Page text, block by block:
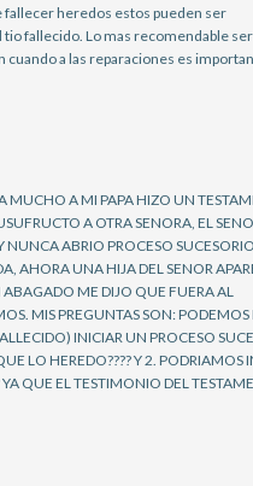
fallecer heredos estos pueden ser
fallecido. Lo mas recomendable
cuando a las reparaciones es
MUCHO A MI PAPA HIZO UN
A OTRA SENORA, EL
ABRIO PROCESO
AHORA UNA HIJA DEL SENOR
ME DIJO QUE FUERA AL
MIS PREGUNTAS SON: PODEMOS
INICIAR UN PROCESO
LO HEREDO???? Y 2. PODRIAMOS
QUE EL TESTIMONIO DEL